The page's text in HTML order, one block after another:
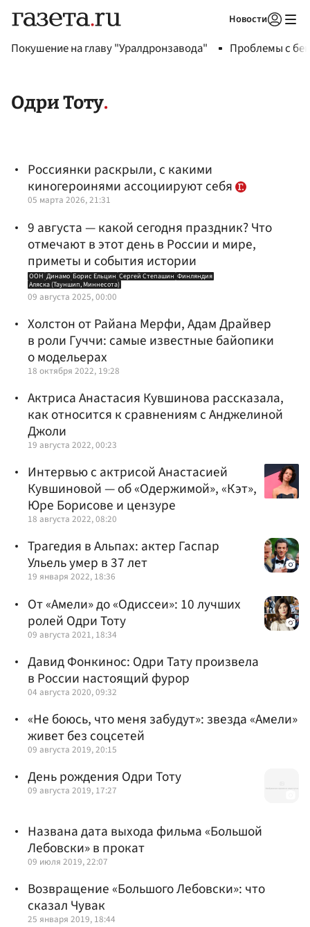
Новости
Покушение на главу "Уралдронзавода" Проблемы с
Одри Тоту
Россиянки раскрыли, с какими
киногероинями ассоциируют себя
05 марта 2026, 21:31
9 августа — какой сегодня праздник? Что
отмечают в этот день в России и мире,
приметы и события истории
ООН Динамо Борис Ельцин Сергей Степашин Финляндия
Аляска (Тауншип, Миннесота)
09 августа 2025, 00:00
Холстон от Райана Мерфи, Адам Драйвер
в роли Гуччи: самые известные байопики
о модельерах
18 октября 2022, 19:28
Актриса Анастасия Кувшинова рассказала,
как относится к сравнениям с Анджелиной
Джоли
19 августа 2022, 00:23
Интервью с актрисой Анастасией
Кувшиновой — об «Одержимой», «Кэт»,
Юре Борисове и цензуре
18 августа 2022, 08:20
Трагедия в Альпах: актер Гаспар
Ульель умер в 37 лет
19 января 2022, 18:36
От «Амели» до «Одиссеи»: 10 лучших
ролей Одри Тоту
09 августа 2021, 18:34
Давид Фонкинос: Одри Тату произвела
в России настоящий фурор
04 августа 2020, 09:32
«Не боюсь, что меня забудут»: звезда «Амели»
живет без соцсетей
09 августа 2019, 20:15
День рождения Одри Тоту
09 августа 2019, 17:27
Названа дата выхода фильма «Большой
Лебовски» в прокат
09 июля 2019, 22:07
Возвращение «Большого Лебовски»: что
сказал Чувак
25 января 2019, 18:44